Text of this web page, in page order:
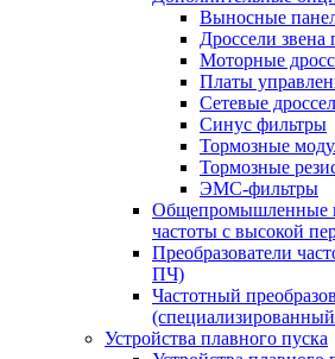
Выносные
Дроссели звена
Моторные
Платы
Сетевые
Синус фильтры
Тормозные
Тормозные
ЭМС-фильтры
Общепромышленные
частоты с высокой
Преобразователи
ПЧ)
Частотный
Устройства плавного пуска